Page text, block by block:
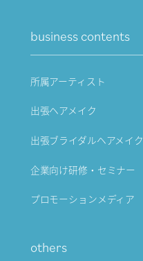
business contents
所属アーティスト
出張ヘアメイク
出張ブライダルヘアメイク
企業向け研修・セミナー
プロモーションメディア
others